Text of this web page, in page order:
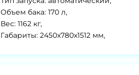
Объем бака: 170 л,
Вес: 1162 кг,
Габариты: 2450x780x1512 мм,